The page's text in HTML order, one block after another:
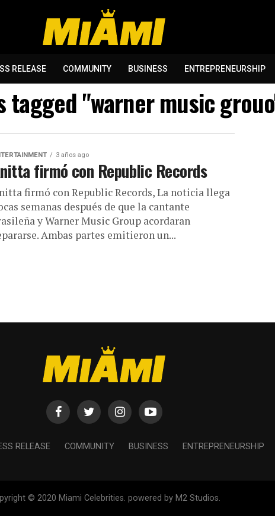
RELEASE COMMUNITY BUSINESS ENTREPRENEURSHIP
tagged "warner music
3 años ago
firmó con Republic Records
firmó con Republic Records, La noticia llega
semanas después de que la cantante
y Warner Music Group acordaran
Ambas partes emitieron un...
RELEASE COMMUNITY BUSINESS ENTREPRENEURSHIP
© 2020 Miami Celebrities. powered by M2 Studios.